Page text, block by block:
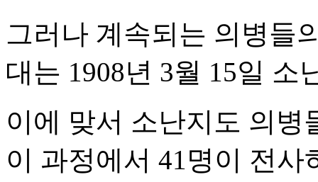
그러나 계속되는 의병들
대는 1908년 3월 15일 소
이에 맞서 소난지도 의병
이 과정에서 41명이 전